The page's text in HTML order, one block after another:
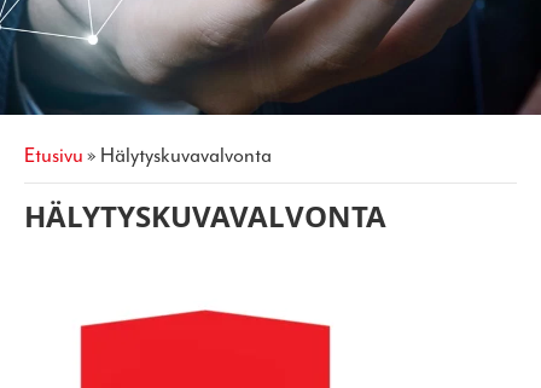
etusivu» hälytyskuvavalvonta
HÄLYTYSKUVAVALVONTA